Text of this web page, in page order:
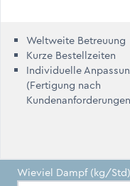
Weltweite Betreuung
Kurze Bestellzeiten
Individuelle
(Fertigung nach
Wieviel Dampf (kg/